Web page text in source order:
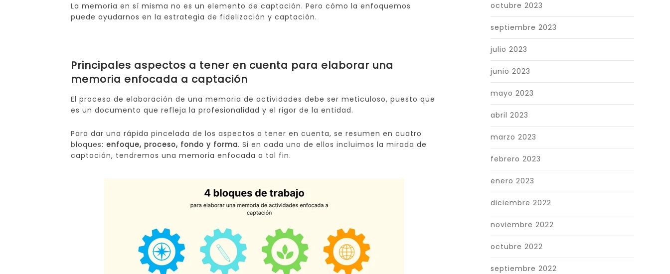
La memoria en sí misma no es un elemento de captación. Pero cómo la enfoquemos
puede ayudarnos en la estrategia de fidelización y captación.
Principales aspectos a tener en cuenta para elaborar una
memoria enfocada a captación
El proceso de elaboración de una memoria de actividades debe ser meticuloso, puesto que
es un documento que refleja la profesionalidad y el rigor de la entidad.
Para dar una rápida pincelada de los aspectos a tener en cuenta, se resumen en cuatro
bloques:enfoque, proceso, fondo y forma. Si en cada uno de ellos incluimos la mirada de
captación, tendremos una memoria enfocada a tal fin.
octubre 2023
septiembre 2023
julio 2023
junio 2023
mayo 2023
abril 2023
marzo 2023
febrero 2023
enero 2023
diciembre 2022
noviembre 2022
octubre 2022
septiembre 2022